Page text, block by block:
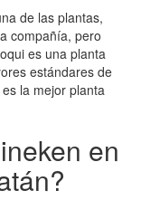
de las plantas,
compañía, pero
es una planta
estándares de
la mejor planta
en